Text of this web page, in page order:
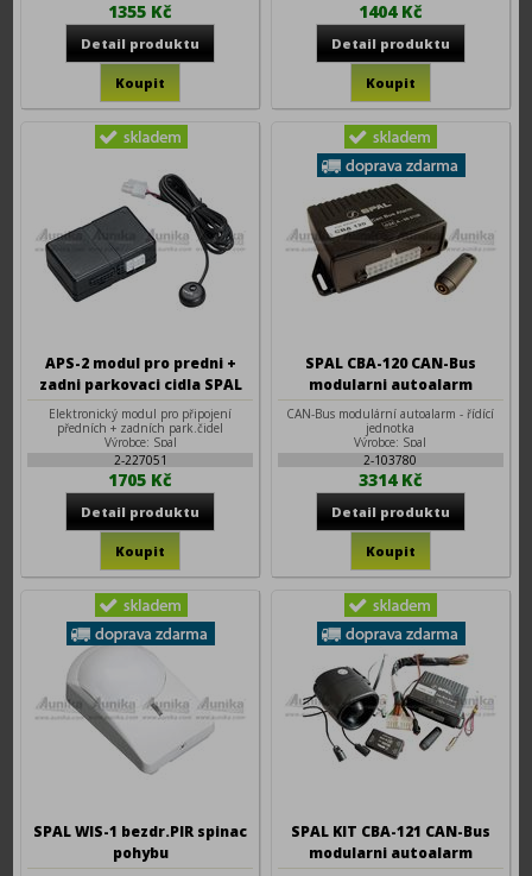
1355 Kč 1404 Kč
APS-2 modul pro predni +
zadni parkovaci cidla SPAL
Elektronický modul pro připojení
předních + zadních park.čidel
Výrobce: Spal
2-227051
1705 Kč
SPAL CBA-120 CAN-Bus
modularni autoalarm
CAN-Bus modulární autoalarm - řídící
jednotka
Výrobce: Spal
2-103780
3314 Kč
SPAL WIS-1 bezdr.PIR spinac
pohybu
SPAL KIT CBA-121 CAN-Bus
modularni autoalarm